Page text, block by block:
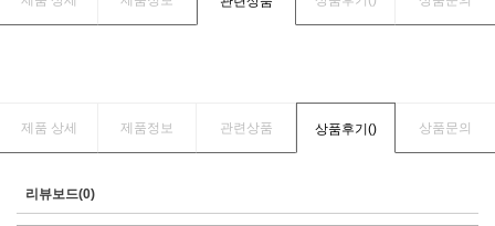
제품 상세 제품정보 관련상품 상품후기() 상품문의
리뷰보드(0)